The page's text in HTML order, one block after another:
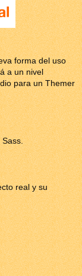
forma del uso
a un nivel
para un Themer
Sass.
real y su